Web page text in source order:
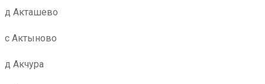
д Акташево
с Актыново
д Акчура